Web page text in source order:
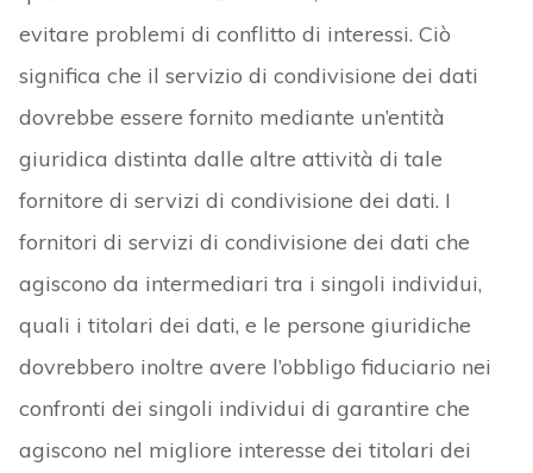
evitare problemi di conflitto di interessi. Ciò
significa che il servizio di condivisione dei dati
dovrebbe essere fornito mediante un’entità
giuridica distinta dalle altre attività di tale
fornitore di servizi di condivisione dei dati. I
fornitori di servizi di condivisione dei dati che
agiscono da intermediari tra i singoli individui,
quali i titolari dei dati, e le persone giuridiche
dovrebbero inoltre avere l’obbligo fiduciario nei
confronti dei singoli individui di garantire che
agiscono nel migliore interesse dei titolari dei